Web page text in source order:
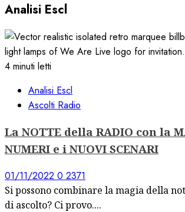
Analisi Escl
4 minuti letti
Analisi Escl
Ascolti Radio
La NOTTE della RADIO con la
NUMERI e i NUOVI SCENARI
01/11/2022 0 2371
Si possono combinare la magia della
di ascolto? Ci provo....